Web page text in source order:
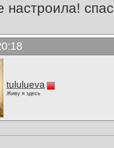
настроила!
tululueva
Живу я здесь